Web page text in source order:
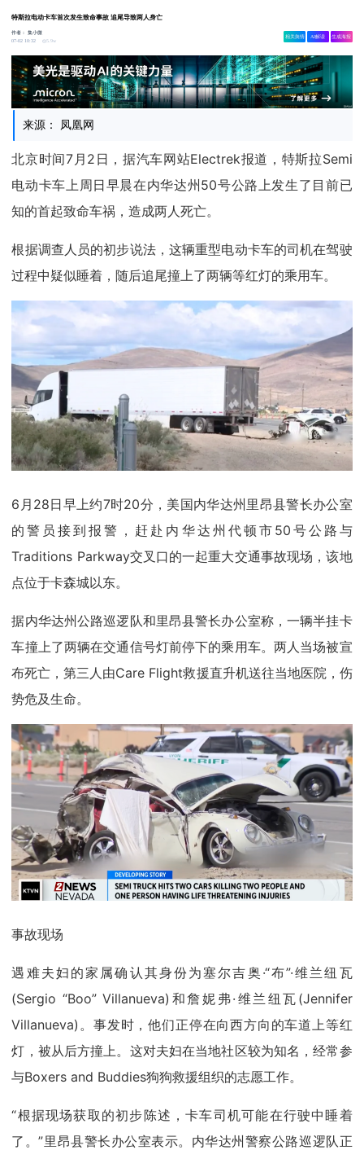
特斯拉电动卡车首次发生致命事故 追尾导致两人身亡
作者：集小微
07-02 10:32
5.9w
相关舆情 AI解读 生成海报
来源： 凤凰网
北京时间7月2日，据汽车网站Electrek报道，特斯拉Semi
电动卡车上周日早晨在内华达州50号公路上发生了目前已
知的首起致命车祸，造成两人死亡。
根据调查人员的初步说法，这辆重型电动卡车的司机在驾驶
过程中疑似睡着，随后追尾撞上了两辆等红灯的乘用车。
6月28日早上约7时20分，美国内华达州里昂县警长办公室
的警员接到报警，赶赴内华达州代顿市50号公路与
Traditions Parkway交叉口的一起重大交通事故现场，该地
点位于卡森城以东。
据内华达州公路巡逻队和里昂县警长办公室称，一辆半挂卡
车撞上了两辆在交通信号灯前停下的乘用车。两人当场被宣
布死亡，第三人由Care Flight救援直升机送往当地医院，伤
势危及生命。
事故现场
遇难夫妇的家属确认其身份为塞尔吉奥·“布”·维兰纽瓦
(Sergio “Boo” Villanueva)和詹妮弗·维兰纽瓦(Jennifer
Villanueva)。事发时，他们正停在向西方向的车道上等红
灯，被从后方撞上。这对夫妇在当地社区较为知名，经常参
与Boxers and Buddies狗狗救援组织的志愿工作。
“根据现场获取的初步陈述，卡车司机可能在行驶中睡着
了。”里昂县警长办公室表示。内华达州警察公路巡逻队正